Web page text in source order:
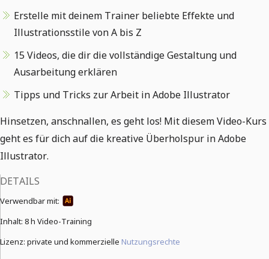
Erstelle mit deinem Trainer beliebte Effekte und
Illustrationsstile von A bis Z
15 Videos, die dir die vollständige Gestaltung und
Ausarbeitung erklären
Tipps und Tricks zur Arbeit in Adobe Illustrator
Hinsetzen, anschnallen, es geht los! Mit diesem Video-Kurs
geht es für dich auf die kreative Überholspur in Adobe
Illustrator.
DETAILS
Verwendbar mit:
Inhalt: 8 h Video-Training
Lizenz: private und kommerzielle Nutzungsrechte